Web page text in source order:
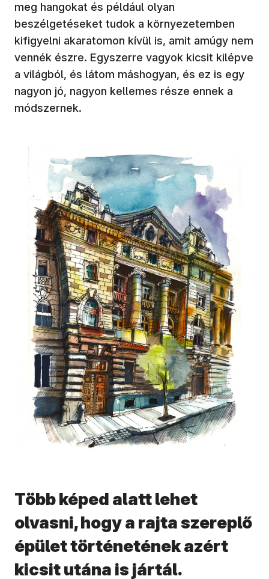
meg hangokat és például olyan
beszélgetéseket tudok a környezetemben
kifigyelni akaratomon kívül is, amit amúgy nem
vennék észre. Egyszerre vagyok kicsit kilépve
a világból, és látom máshogyan, és ez is egy
nagyon jó, nagyon kellemes része ennek a
módszernek.
Több képed alatt lehet
olvasni, hogy a rajta szereplő
épület történetének azért
kicsit utána is jártál.